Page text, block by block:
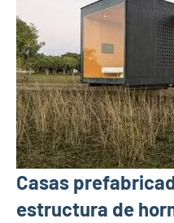
Casas
estructura de